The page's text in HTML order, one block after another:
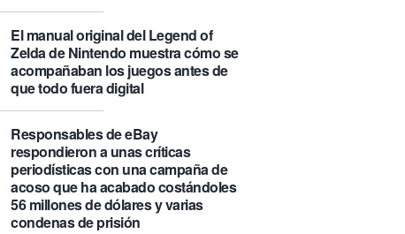
El manual original del Legend of
Zelda de Nintendo muestra cómo se
acompañaban los juegos antes de
que todo fuera digital
Responsables de eBay
respondieron a unas críticas
periodísticas con una campaña de
acoso que ha acabado costándoles
56 millones de dólares y varias
condenas de prisión